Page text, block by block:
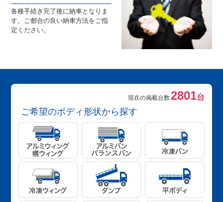
各種手続き完了後に納車となりま
す。ご都合の良い納車方法をご指
定ください。
現在の掲載台数2801台
ご希望のボディ形状から探す